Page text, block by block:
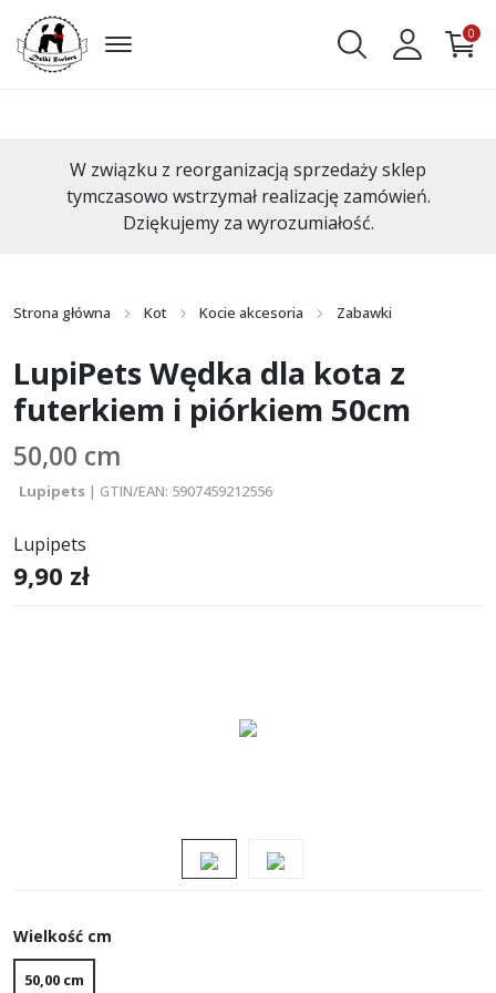
0
W związku z reorganizacją sprzedaży sklep
tymczasowo wstrzymał realizację zamówień.
Dziękujemy za wyrozumiałość.
Strona główna Kot Kocie akcesoria Zabawki
LupiPets Wędka dla kota z
futerkiem i piórkiem 50cm
50,00 cm
Lupipets | GTIN/EAN: 5907459212556
Lupipets
9,90 zł
Wielkość cm
50,00 cm